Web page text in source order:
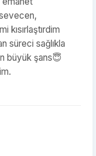
kısırlaştırdim
süreci sağlıkla
büyük şans😇